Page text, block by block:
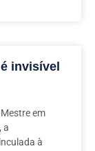
invisível
em
a
à